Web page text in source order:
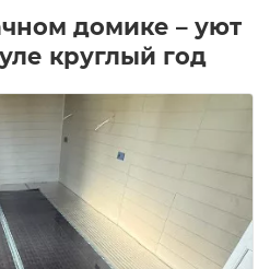
домике – уют
круглый год